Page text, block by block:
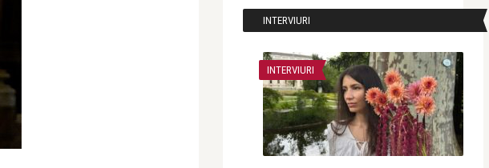
INTERVIURI
INTERVIURI